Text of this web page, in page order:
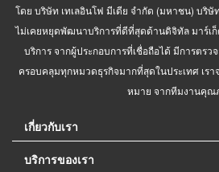
โดย บริษัท เทเลอินโฟ มีเดีย จำกัด (มหาชน) บริษั
ไม่เคยหยุดพัฒนาบริการที่ดีที่สุดด้านดิจิทัล มาร์เ
บริการ จากผู้ประกอบการที่เชื่อถือได้ มีการตร
ครอบคลุมทุกหมวดธุรกิจมากที่สุดในประเทศ เร
หมาย จากทีมงานคุณ
เกี่ยวกับเรา
บริการของเรา